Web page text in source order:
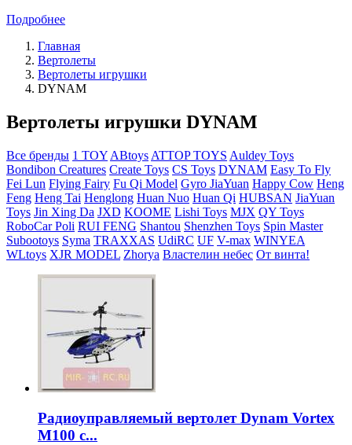
Подробнее
Главная
Вертолеты
Вертолеты игрушки
DYNAM
Вертолеты игрушки DYNAM
Все бренды 1 TOY ABtoys ATTOP TOYS Auldey Toys
Bondibon Creatures Create Toys CS Toys DYNAM Easy To Fly
Fei Lun Flying Fairy Fu Qi Model Gyro JiaYuan Happy Cow Heng
Feng Heng Tai Henglong Huan Nuo Huan Qi HUBSAN JiaYuan
Toys Jin Xing Da JXD KOOME Lishi Toys MJX QY Toys
RoboCar Poli RUI FENG Shantou Shenzhen Toys Spin Master
Subootoys Syma TRAXXAS UdiRC UF V-max WINYEA
WLtoys XJR MODEL Zhorya Властелин небес От винта!
Радиоуправляемый вертолет Dynam Vortex
M100 с...